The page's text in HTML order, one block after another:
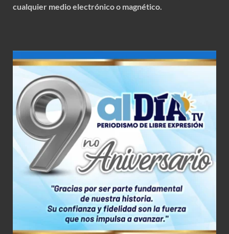
cualquier medio electrónico o magnético.